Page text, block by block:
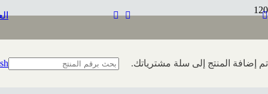
تم إضافة المنتج إلى سلة مشترياتك.
B130